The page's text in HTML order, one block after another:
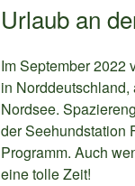
Urlaub an
Im September 2022
in
Nordsee.
der Seehundstation
Programm. Auch
eine tolle Zeit!